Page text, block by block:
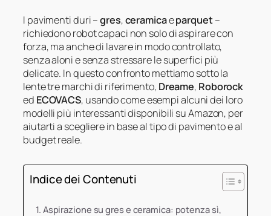
I pavimenti duri –gres,ceramicaeparquet–
richiedono robot capaci non solo di aspirare con
forza, ma anche di lavare in modo controllato,
senza aloni e senza stressare le superfici più
delicate. In questo confronto mettiamo sotto la
lente tre marchi di riferimento, Dreame, Roborock
ed ECOVACS, usando come esempi alcuni dei loro
modelli più interessanti disponibili su Amazon, per
aiutarti a scegliere in base al tipo di pavimento e al
budget reale.
Indice dei Contenuti
Aspirazione su gres e ceramica: potenza sì,